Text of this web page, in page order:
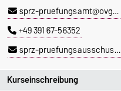
Kurseinschreibung
sprz-pruefungsamt@ovgu.de
+49 391 67-56352
sprz-pruefungsausschuss@ovgu.de